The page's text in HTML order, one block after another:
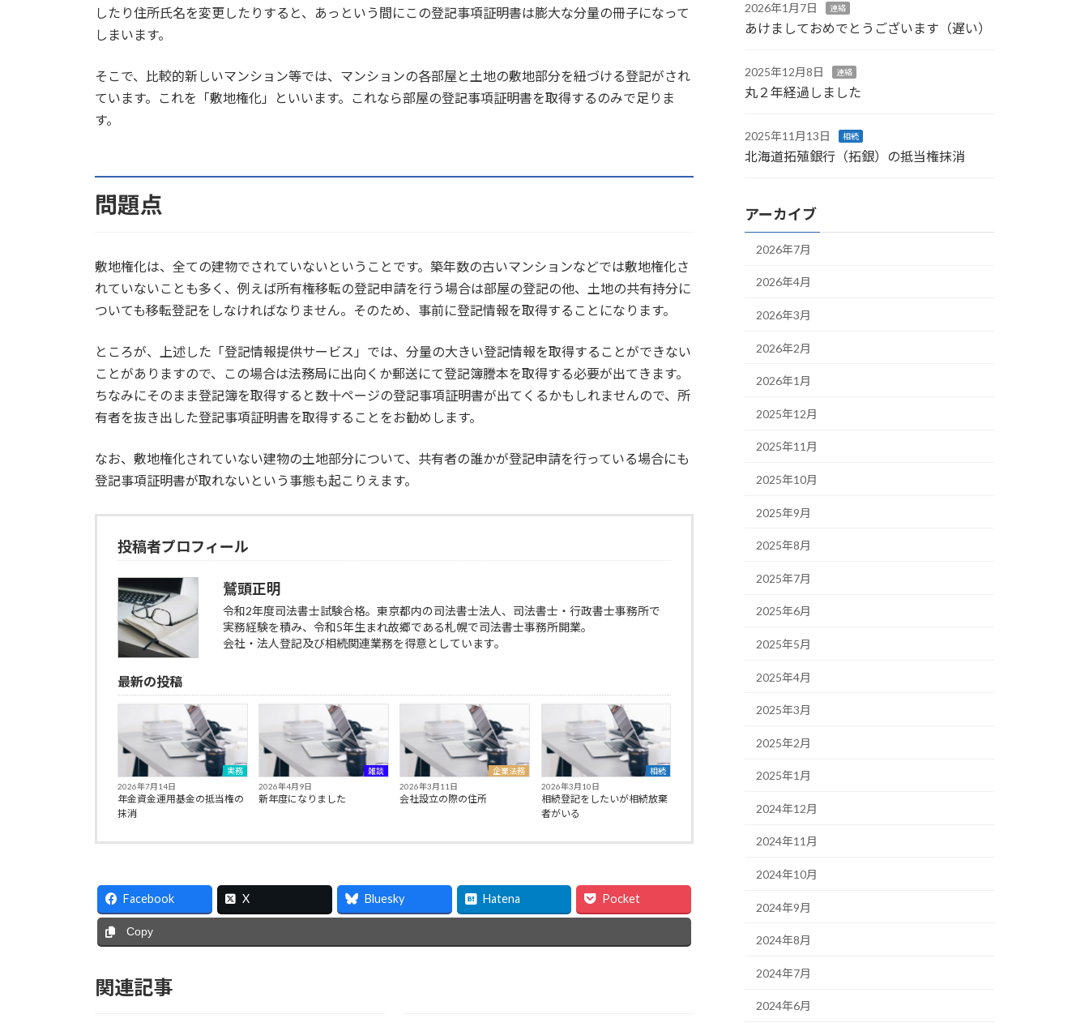
したり住所氏名を変更したりすると、あっという間にこの登記事項証明書は膨大な分量の冊子になって
しまいます。
そこで、比較的新しいマンション等では、マンションの各部屋と土地の敷地部分を紐づける登記がされ
ています。これを「敷地権化」といいます。これなら部屋の登記事項証明書を取得するのみで足りま
す。
問題点
敷地権化は、全ての建物でされていないということです。築年数の古いマンションなどでは敷地権化さ
れていないことも多く、例えば所有権移転の登記申請を行う場合は部屋の登記の他、土地の共有持分に
ついても移転登記をしなければなりません。そのため、事前に登記情報を取得することになります。
ところが、上述した「登記情報提供サービス」では、分量の大きい登記情報を取得することができない
ことがありますので、この場合は法務局に出向くか郵送にて登記簿謄本を取得する必要が出てきます。
ちなみにそのまま登記簿を取得すると数十ページの登記事項証明書が出てくるかもしれませんので、所
有者を抜き出した登記事項証明書を取得することをお勧めします。
なお、敷地権化されていない建物の土地部分について、共有者の誰かが登記申請を行っている場合にも
登記事項証明書が取れないという事態も起こりえます。
投稿者プロフィール
鷲頭正明
令和2年度司法書士試験合格。東京都内の司法書士法人、司法書士・行政書士事務所で
実務経験を積み、令和5年生まれ故郷である札幌で司法書士事務所開業。
会社・法人登記及び相続関連業務を得意としています。
最新の投稿
実務
2026年7月14日
年金資金運用基金の抵当権の
抹消
雑談
2026年4月9日
新年度になりました
企業法務
2026年3月11日
会社設立の際の住所
相続
2026年3月10日
相続登記をしたいが相続放棄
者がいる
Facebook X Bluesky Hatena Pocket
Copy
関連記事
2026年1月7日 連絡
あけましておめでとうございます（遅い）
2025年12月8日 連絡
丸２年経過しました
2025年11月13日 相続
北海道拓殖銀行（拓銀）の抵当権抹消
アーカイブ
2026年7月
2026年4月
2026年3月
2026年2月
2026年1月
2025年12月
2025年11月
2025年10月
2025年9月
2025年8月
2025年7月
2025年6月
2025年5月
2025年4月
2025年3月
2025年2月
2025年1月
2024年12月
2024年11月
2024年10月
2024年9月
2024年8月
2024年7月
2024年6月